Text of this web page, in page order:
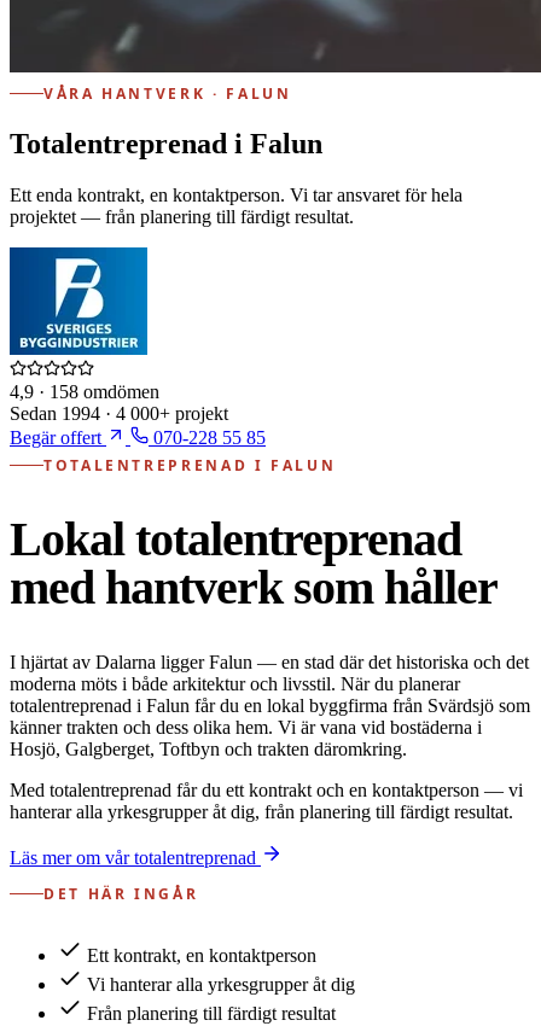
VÅRA HANTVERK · FALUN
Totalentreprenad i Falun
Ett enda kontrakt, en kontaktperson. Vi tar ansvaret för hela
projektet — från planering till färdigt resultat.
4,9 · 158 omdömen
Sedan 1994 · 4 000+ projekt
Begär offert
070-228 55 85
TOTALENTREPRENAD I FALUN
Lokal totalentreprenad
med hantverk som håller
I hjärtat av Dalarna ligger Falun — en stad där det historiska och det
moderna möts i både arkitektur och livsstil. När du planerar
totalentreprenad i Falun får du en lokal byggfirma från Svärdsjö som
känner trakten och dess olika hem. Vi är vana vid bostäderna i
Hosjö, Galgberget, Toftbyn och trakten däromkring.
Med totalentreprenad får du ett kontrakt och en kontaktperson — vi
hanterar alla yrkesgrupper åt dig, från planering till färdigt resultat.
Läs mer om vår totalentreprenad
DET HÄR INGÅR
Ett kontrakt, en kontaktperson
Vi hanterar alla yrkesgrupper åt dig
Från planering till färdigt resultat